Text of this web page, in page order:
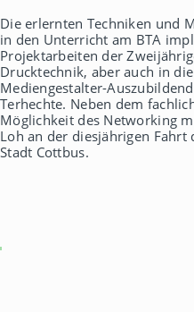
Die erlernten Techniken und
in den Unterricht am BTA
Projektarbeiten der
Drucktechnik, aber auch in
Mediengestalter-
Terhechte. Neben dem
Möglichkeit des Networking
Loh an der diesjährigen
Stadt Cottbus.